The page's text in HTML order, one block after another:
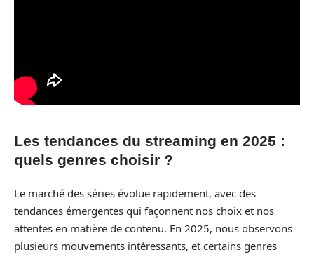
Les tendances du streaming en 2025 :
quels genres choisir ?
Le marché des séries évolue rapidement, avec des
tendances émergentes qui façonnent nos choix et nos
attentes en matière de contenu. En 2025, nous observons
plusieurs mouvements intéressants, et certains genres